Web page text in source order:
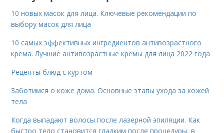
10 новых масок для лица. Ключевые рекомендации по
выбору масок для лица
10 самых эффективных ингредиентов антивозрастного
крема. Лучшие антивозрастные кремы для лица 2022 года
Рецепты блюд с куртом
Заботимся о коже дома. Основные этапы ухода за кожей
тела
Когда выпадают волосы после лазерной эпиляции. Как
быстро тело становится гладким после процедуры, в